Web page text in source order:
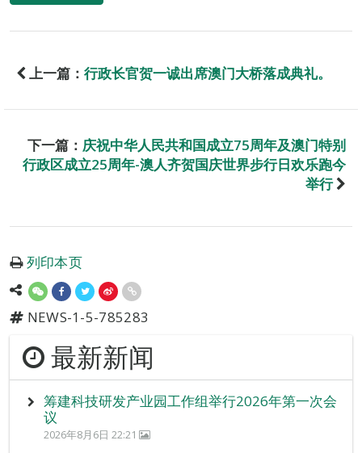
上一篇： 行政长官贺一诚出席澳门大桥落成典礼。
下一篇： 庆祝中华人民共和国成立75周年及澳门特别
行政区成立25周年-澳人齐贺国庆世界步行日欢乐跑今
举行
列印本页
NEWS-1-5-785283
最新新闻
筹建科技研发产业园工作组举行2026年第一次会
议
2026年8月6日 22:21